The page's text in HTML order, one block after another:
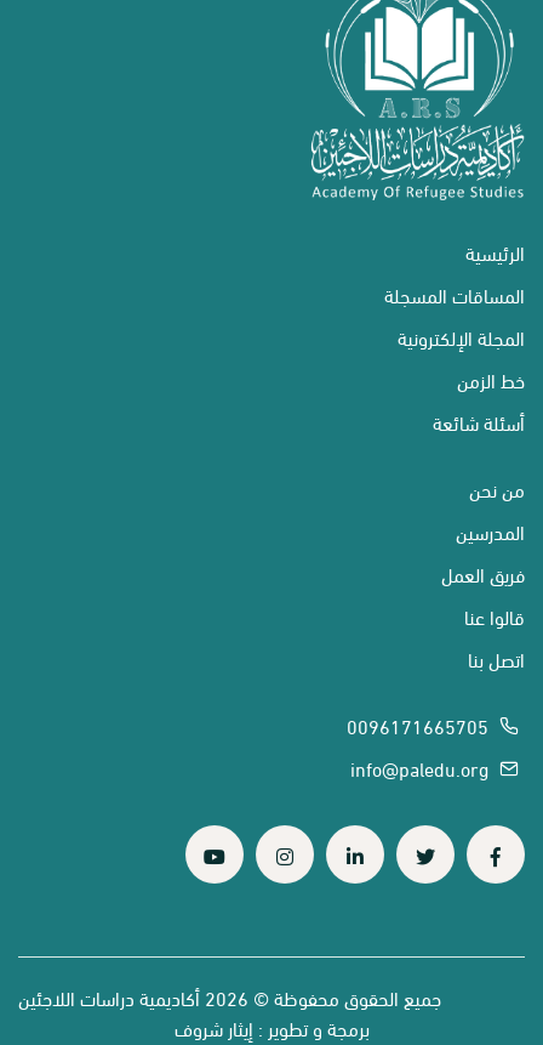
الرئيسية
المساقات المسجلة
المجلة الإلكترونية
خط الزمن
أسئلة شائعة
من نحن
المدرسين
فريق العمل
قالوا عنا
اتصل بنا
0096171665705
info@paledu.org
جميع الحقوق محفوظة © 2026 أكاديمية دراسات اللاجئين
برمجة و تطوير : إيثار شروف